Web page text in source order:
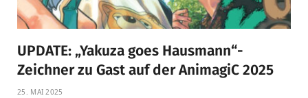
UPDATE: „Yakuza goes Hausmann“-
Zeichner zu Gast auf der AnimagiC 2025
25. MAI 2025